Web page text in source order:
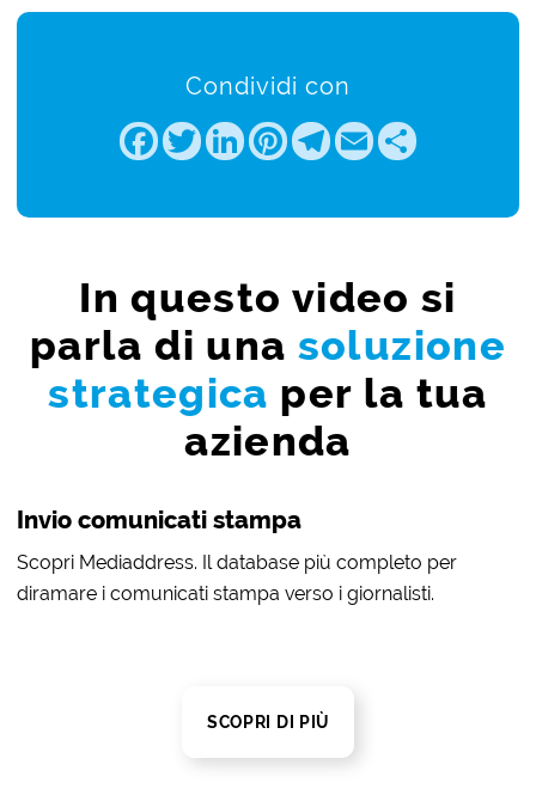
Condividi con
Facebook
TwitterLinkedIn
Pinterest
Telegram
EmailShare
In questo video si
parla di una soluzione
strategica per la tua
azienda
Invio comunicati stampa
Scopri Mediaddress. Il database più completo per
diramare i comunicati stampa verso i giornalisti.
SCOPRI DI PIÙ